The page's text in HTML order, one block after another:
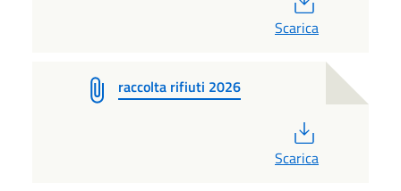
Scarica
raccolta rifiuti 2026
Scarica